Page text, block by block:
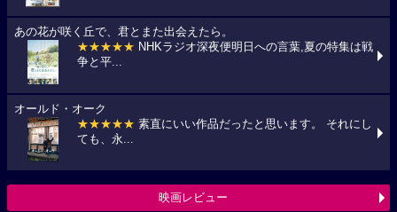
あの花が咲く丘で、君とまた出会えたら。
★★★★★ NHKラジオ深夜便明日への言葉,夏の特集は戦
争と平...
オールド・オーク
★★★★★ 素直にいい作品だったと思います。 それにし
ても、永...
映画レビュー